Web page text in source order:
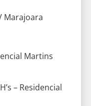
Marajoara
Martins
– Residencial